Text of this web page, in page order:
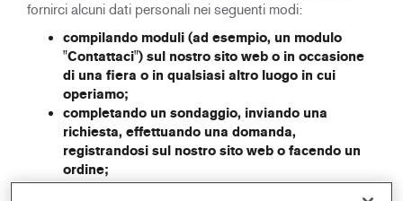
fornirci alcuni dati personali nei seguenti modi:
compilando moduli (ad esempio, un modulo
"Contattaci") sul nostro sito web o in occasione
di una fiera o in qualsiasi altro luogo in cui
operiamo;
completando un sondaggio, inviando una
richiesta, effettuando una domanda,
registrandosi sul nostro sito web o facendo un
ordine;
scaricando la documentazione dal nostro sito